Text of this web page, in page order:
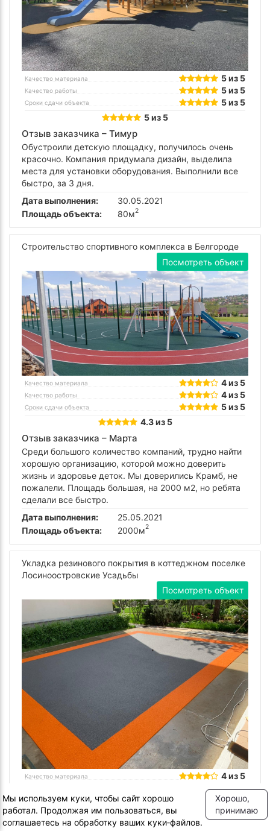
Качество материала 5 из 5
Качество работы 5 из 5
Сроки сдачи объекта
5 из 5
5 из 5
Отзыв заказчика – Тимур
Обустроили детскую площадку, получилось очень
красочно. Компания придумала дизайн, выделила
места для установки оборудования. Выполнили все
быстро, за 3 дня.
Дата выполнения:
30.05.2021
Площадь объекта:
80м2
Строительство спортивного комплекса в Белгороде
Посмотреть объект
Качество материала 4 из 5
Качество работы 4 из 5
Сроки сдачи объекта
5 из 5
4.3 из 5
Отзыв заказчика – Марта
Среди большого количество компаний, трудно найти
хорошую организацию, которой можно доверить
жизнь и здоровье деток. Мы доверились Крамб, не
пожалели. Площадь большая, на 2000 м2, но ребята
сделали все быстро.
Дата выполнения:
25.05.2021
Площадь объекта:
2000м2
Укладка резинового покрытия в коттеджном поселке
Лосиноостровские Усадьбы
Посмотреть объект
Качество материала 4 из 5
4 из 5
Сроки сдачи объекта
5 из 5
4.3 из 5
Мы используем куки, чтобы сайт хорошо
работал. Продолжая им пользоваться, вы
соглашаетесь на обработку ваших куки‑файлов.
Хорошо,
принимаю